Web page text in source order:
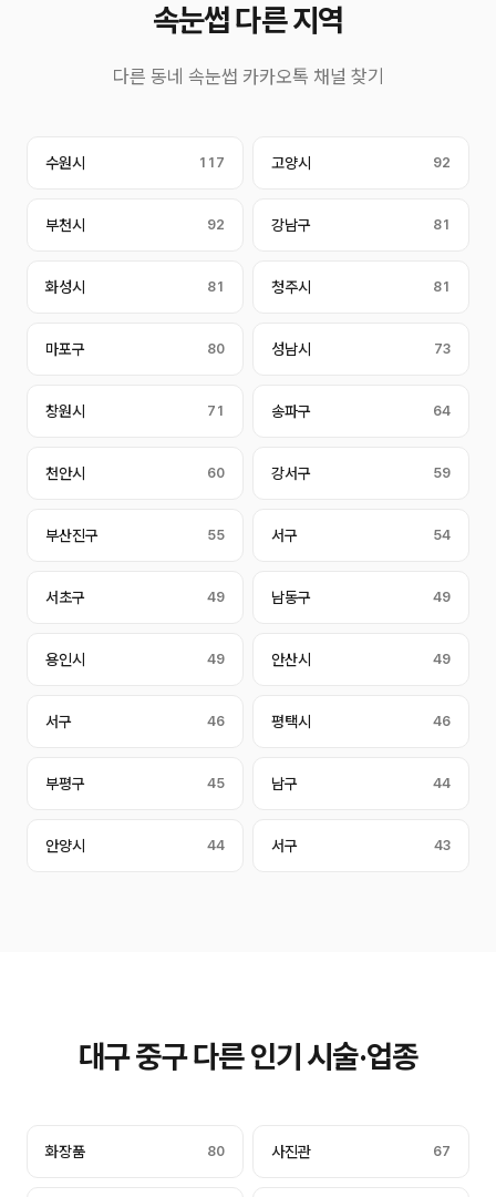
속눈썹 다른 지역
다른 동네 속눈썹 카카오톡 채널 찾기
수원시 117 고양시 92
부천시 92 강남구 81
화성시 81 청주시 81
마포구 80 성남시 73
창원시 71 송파구 64
천안시 60 강서구 59
부산진구 55 서구 54
서초구 49 남동구 49
용인시 49 안산시 49
서구 46 평택시 46
부평구 45 남구 44
안양시 44 서구 43
대구 중구 다른 인기 시술·업종
화장품 80 사진관 67